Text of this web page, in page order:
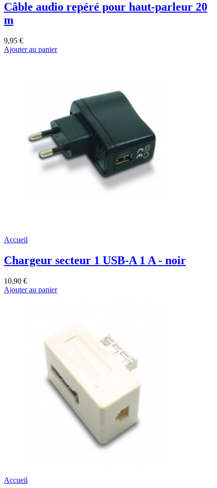
Câble audio repéré pour haut-parleur 20
m
9,95 €
Ajouter au panier
Accueil
Chargeur secteur 1 USB-A 1 A - noir
10,90 €
Ajouter au panier
Accueil